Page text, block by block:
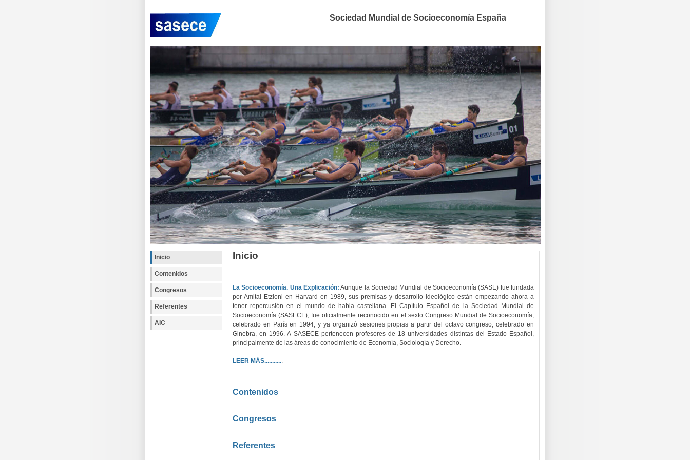
Sociedad Mundial de Socioeconomía España
Inicio
Contenidos
Congresos
Referentes
AIC
Inicio
La Socioeconomía. Una Explicación: Aunque la Sociedad Mundial de Socioeconomía (SASE) fue fundada
por Amitai Etzioni en Harvard en 1989, sus premisas y desarrollo ideológico están empezando ahora a
tener repercusión en el mundo de habla castellana. El Capítulo Español de la Sociedad Mundial de
Socioeconomía (SASECE), fue oficialmente reconocido en el sexto Congreso Mundial de Socioeconomía,
celebrado en París en 1994, y ya organizó sesiones propias a partir del octavo congreso, celebrado en
Ginebra, en 1996. A SASECE pertenecen profesores de 18 universidades distintas del Estado Español,
principalmente de las áreas de conocimiento de Economía, Sociología y Derecho.
LEER MÁS............ -----------------------------------------------------------------------------
Contenidos
Congresos
Referentes